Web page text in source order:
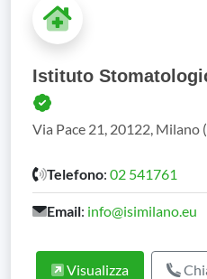
Istituto
Via Pace 21, 20122, Milano
Telefono: 02 541761
Email: info@isimilano.eu
Visualizza